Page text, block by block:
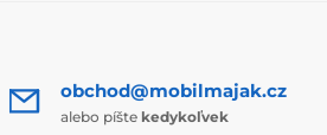
obchod@mobilmajak.cz
alebo píšte kedykoľvek